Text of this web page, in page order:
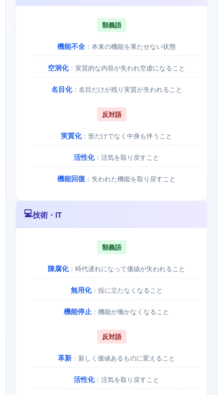
類義語
機能不全 ：本来の機能を果たせない状態
空洞化：実質的な内容が失われ空虚になること
名目化：名目だけが残り実質が失われること
反対語
実質化：形だけでなく中身も伴うこと
活性化：活気を取り戻すこと
機能回復 ：失われた機能を取り戻すこと
💻技術・IT
類義語
陳腐化：時代遅れになって価値が失われること
無用化：役に立たなくなること
機能停止 ：機能が働かなくなること
反対語
革新 ：新しく価値あるものに変えること
活性化：活気を取り戻すこと